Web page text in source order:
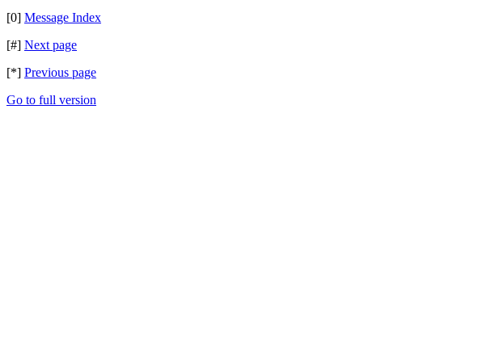
[0] Message Index
[#] Next page
[*] Previous page
Go to full version